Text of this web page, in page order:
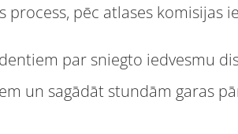
pēc atlases komisijas
par sniegto iedvesmu
un sagādāt stundām garas